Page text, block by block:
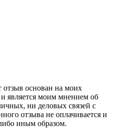
отзыв основан на моих
является моим мнением об
ни деловых связей с
отзыва не оплачивается и
иным образом.